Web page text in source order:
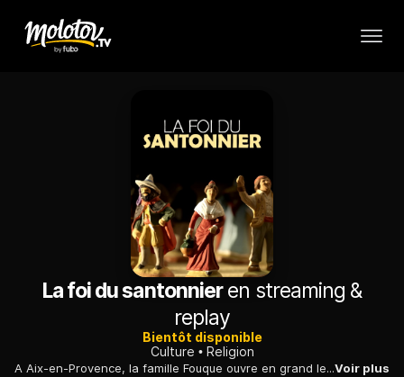
La foi du santonnieren streaming &
replay
Bientôt disponible
Culture
Religion
A Aix-en-Provence, la famille Fouque ouvre en grand les portes de son atelier de fabrication de santons, ces "petits saints" d'argile qui ornent la crèche.Voir plus